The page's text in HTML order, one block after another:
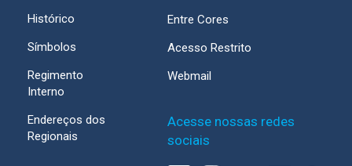
Histórico
Símbolos
Regimento
Interno
Endereços dos
Regionais
Entre Cores
Acesso Restrito
Webmail
Acesse nossas redes
sociais